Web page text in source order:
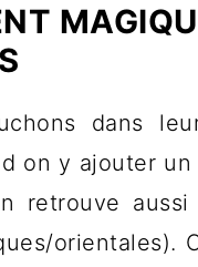
dans
on y ajouter
retrouve